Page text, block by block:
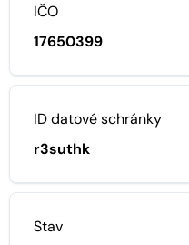
IČO
17650399
ID datové schránky
r3suthk
Stav